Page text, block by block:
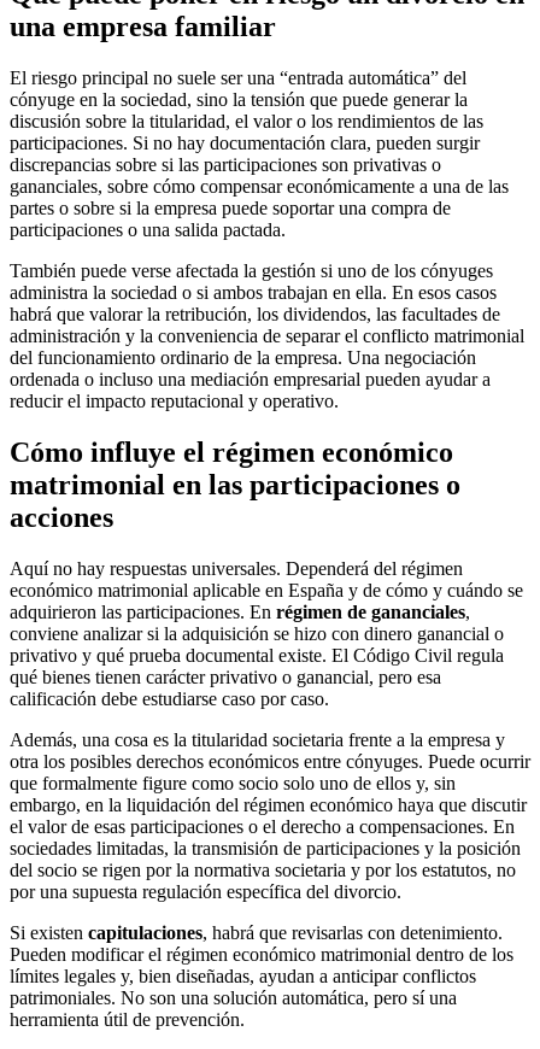
una empresa familiar
El riesgo principal no suele ser una “entrada automática” del
cónyuge en la sociedad, sino la tensión que puede generar la
discusión sobre la titularidad, el valor o los rendimientos de las
participaciones. Si no hay documentación clara, pueden surgir
discrepancias sobre si las participaciones son privativas o
gananciales, sobre cómo compensar económicamente a una de las
partes o sobre si la empresa puede soportar una compra de
participaciones o una salida pactada.
También puede verse afectada la gestión si uno de los cónyuges
administra la sociedad o si ambos trabajan en ella. En esos casos
habrá que valorar la retribución, los dividendos, las facultades de
administración y la conveniencia de separar el conflicto matrimonial
del funcionamiento ordinario de la empresa. Una negociación
ordenada o incluso una mediación empresarial pueden ayudar a
reducir el impacto reputacional y operativo.
Cómo influye el régimen económico
matrimonial en las participaciones o
acciones
Aquí no hay respuestas universales. Dependerá del régimen
económico matrimonial aplicable en España y de cómo y cuándo se
adquirieron las participaciones. En régimen de gananciales,
conviene analizar si la adquisición se hizo con dinero ganancial o
privativo y qué prueba documental existe. El Código Civil regula
qué bienes tienen carácter privativo o ganancial, pero esa
calificación debe estudiarse caso por caso.
Además, una cosa es la titularidad societaria frente a la empresa y
otra los posibles derechos económicos entre cónyuges. Puede ocurrir
que formalmente figure como socio solo uno de ellos y, sin
embargo, en la liquidación del régimen económico haya que discutir
el valor de esas participaciones o el derecho a compensaciones. En
sociedades limitadas, la transmisión de participaciones y la posición
del socio se rigen por la normativa societaria y por los estatutos, no
por una supuesta regulación específica del divorcio.
Si existen capitulaciones, habrá que revisarlas con detenimiento.
Pueden modificar el régimen económico matrimonial dentro de los
límites legales y, bien diseñadas, ayudan a anticipar conflictos
patrimoniales. No son una solución automática, pero sí una
herramienta útil de prevención.